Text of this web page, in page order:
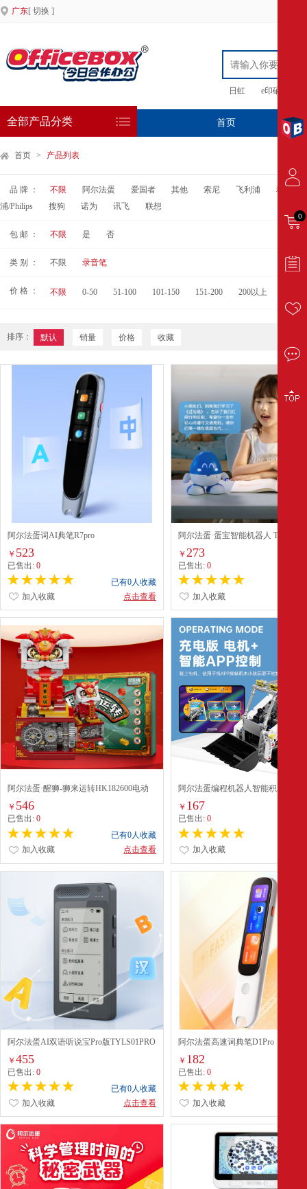
广东[ 切换 ]
日虹 e印硒鼓
全部产品分类 首页 专
首页 > 产品列表
品 牌 ： 不限 阿尔法蛋 爱国者 其他 索尼 飞利浦
科大讯
浦/Philips
搜狗 诺为 讯飞 联想
包 邮 ： 不限 是 否
类 别 ： 不限 录音笔
价 格 ： 不限 0-50 51-100 101-150 151-200 200以上
排序： 默认 销量 价格 收藏
阿尔法蛋词AI典笔R7pro
￥ 523
已售出: 0
已有0人收藏
点击查看
加入收藏
阿尔法蛋·蛋宝智能机器人 TYMT1
￥273
已售出:0
加入收藏
阿尔法蛋·醒狮-狮来运转HK182600电动
积木
￥ 546
已售出: 0
已有0人收藏
点击查看
加入收藏
阿尔法蛋编程机器人智能积木儿童
挖掘机D4HK182700
￥ 167
已售出:0
加入收藏
阿尔法蛋AI双语听说宝Pro版TYLS01PRO
￥ 455
已售出: 0
已有0人收藏
点击查看
加入收藏
阿尔法蛋高速词典笔D1Pro
￥ 182
已售出:0
加入收藏
0